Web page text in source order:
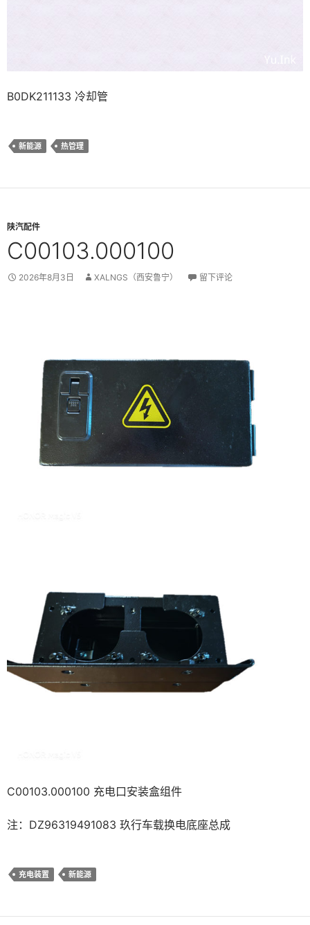
B0DK211133 冷却管
新能源 热管理
陕汽配件
C00103.000100
2026年8月3日 XALNGS（西安鲁宁） 留下评论
C00103.000100 充电口安装盒组件
注：DZ96319491083 玖行车载换电底座总成
充电装置 新能源